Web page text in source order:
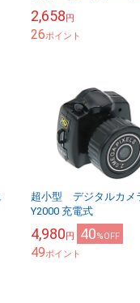
療機器等の転倒落下事
止)
2,658円
26ポイント
超小型 デジタルカ
Y2000 充電式
4,980円 40%OFF
49ポイント